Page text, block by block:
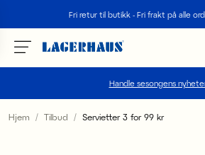
Fri retur til butikk - Fri frakt på alle
Handle sesongens
velg språk / valuta
Hjem Tilbud Servietter 3 for 99 kr